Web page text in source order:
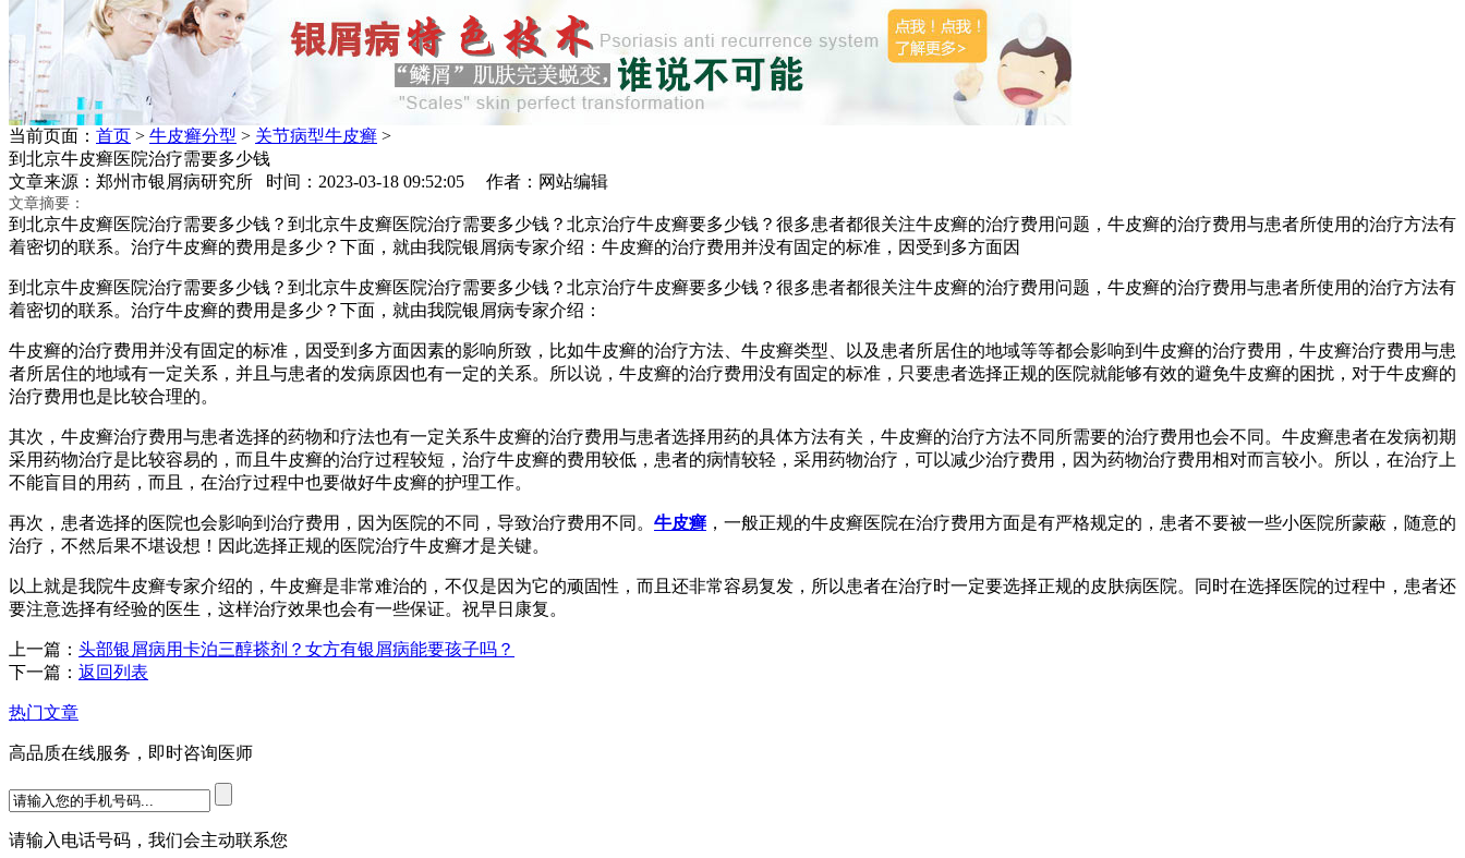
当前页面： 首页 > 牛皮癣分型 > 关节病型牛皮癣 >
到北京牛皮癣医院治疗需要多少钱
文章来源：郑州市银屑病研究所 时间：2023-03-18 09:52:05 作者：网站编辑
文章摘要：
到北京牛皮癣医院治疗需要多少钱？到北京牛皮癣医院治疗需要多少钱？北京治疗牛皮癣要多少钱？很多患者都很关注牛皮癣的治疗费用问题，牛皮癣的治疗费用与患者所使用的治疗方法有
着密切的联系。治疗牛皮癣的费用是多少？下面，就由我院银屑病专家介绍：牛皮癣的治疗费用并没有固定的标准，因受到多方面因
到北京牛皮癣医院治疗需要多少钱？到北京牛皮癣医院治疗需要多少钱？北京治疗牛皮癣要多少钱？很多患者都很关注牛皮癣的治疗费用问题，牛皮癣的治疗费用与患者所使用的治疗方法有
着密切的联系。治疗牛皮癣的费用是多少？下面，就由我院银屑病专家介绍：
牛皮癣的治疗费用并没有固定的标准，因受到多方面因素的影响所致，比如牛皮癣的治疗方法、牛皮癣类型、以及患者所居住的地域等等都会影响到牛皮癣的治疗费用，牛皮癣治疗费用与患
者所居住的地域有一定关系，并且与患者的发病原因也有一定的关系。所以说，牛皮癣的治疗费用没有固定的标准，只要患者选择正规的医院就能够有效的避免牛皮癣的困扰，对于牛皮癣的
治疗费用也是比较合理的。
其次，牛皮癣治疗费用与患者选择的药物和疗法也有一定关系牛皮癣的治疗费用与患者选择用药的具体方法有关，牛皮癣的治疗方法不同所需要的治疗费用也会不同。牛皮癣患者在发病初期
采用药物治疗是比较容易的，而且牛皮癣的治疗过程较短，治疗牛皮癣的费用较低，患者的病情较轻，采用药物治疗，可以减少治疗费用，因为药物治疗费用相对而言较小。所以，在治疗上
不能盲目的用药，而且，在治疗过程中也要做好牛皮癣的护理工作。
再次，患者选择的医院也会影响到治疗费用，因为医院的不同，导致治疗费用不同。 牛皮癣 ，一般正规的牛皮癣医院在治疗费用方面是有严格规定的，患者不要被一些小医院所蒙蔽，随意的
治疗，不然后果不堪设想！因此选择正规的医院治疗牛皮癣才是关键。
以上就是我院牛皮癣专家介绍的，牛皮癣是非常难治的，不仅是因为它的顽固性，而且还非常容易复发，所以患者在治疗时一定要选择正规的皮肤病医院。同时在选择医院的过程中，患者还
要注意选择有经验的医生，这样治疗效果也会有一些保证。祝早日康复。
上一篇： 头部银屑病用卡泊三醇搽剂？女方有银屑病能要孩子吗？
下一篇： 返回列表
热门文章
高品质在线服务，即时咨询医师
请输入电话号码，我们会主动联系您